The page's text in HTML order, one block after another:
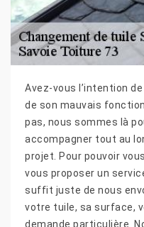
Avez-vous l’intention
de son mauvais
pas, nous sommes là
accompagner tout au
projet. Pour pouvoir
vous proposer un
suffit juste de nous
votre tuile, sa surface,
demande particulière.